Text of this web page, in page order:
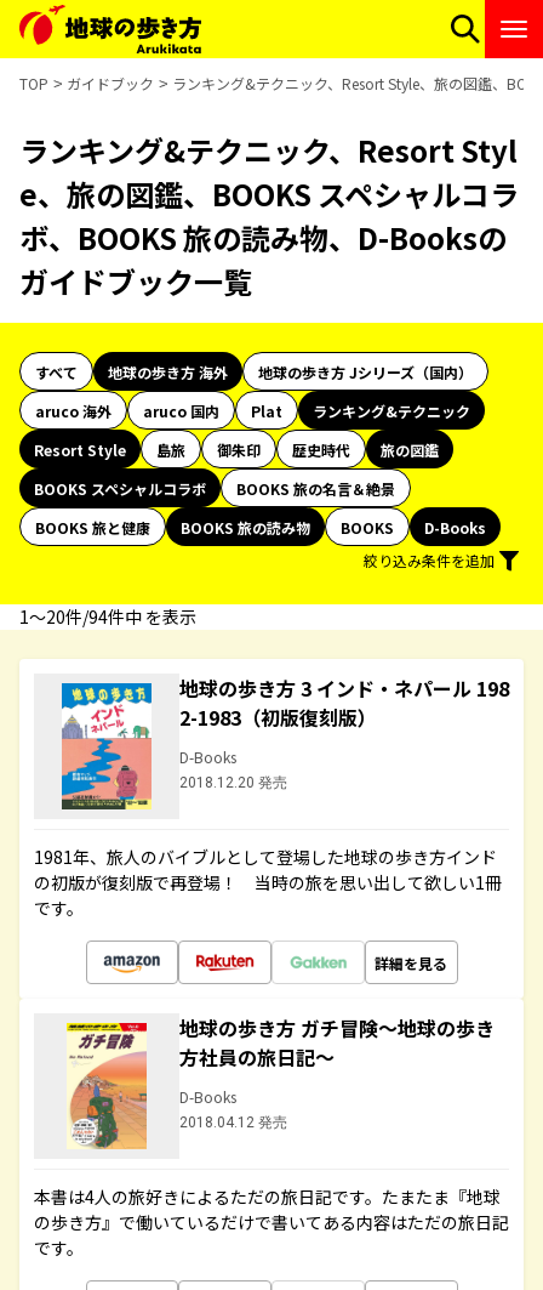
TOP ガイドブック ランキング&テクニック、Resort Style、旅の図鑑、
ランキング&テクニック、Resort Styl
e、旅の図鑑、BOOKS スペシャルコラ
ボ、BOOKS 旅の読み物、D-Booksの
ガイドブック一覧
すべて 地球の歩き方 海外
地球の歩き方 Jシリーズ（国内）
aruco 海外
aruco 国内 Plat
ランキング&テクニック
Resort Style
島旅 御朱印 歴史時代
旅の図鑑
BOOKS スペシャルコラボ
BOOKS 旅の名言＆絶景
BOOKS 旅と健康
BOOKS 旅の読み物 BOOKS
D-Books
絞り込み条件を追加
1〜20件/94件中 を表示
地球の歩き方 3 インド・ネパール 198
2-1983（初版復刻版）
D-Books
2018.12.20 発売
1981年、旅人のバイブルとして登場した地球の歩き方インド
の初版が復刻版で再登場！ 当時の旅を思い出して欲しい1冊
です。
詳細を見る
地球の歩き方 ガチ冒険～地球の歩き
方社員の旅日記～
D-Books
2018.04.12 発売
本書は4人の旅好きによるただの旅日記です。たまたま『地球
の歩き方』で働いているだけで書いてある内容はただの旅日記
です。